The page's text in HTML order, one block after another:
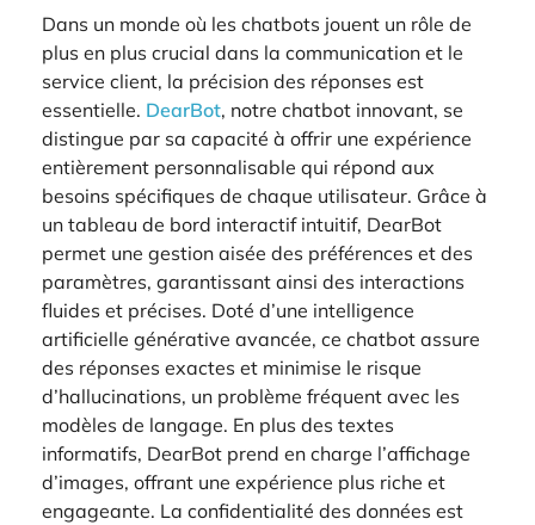
Dans un monde où les chatbots jouent un rôle de
plus en plus crucial dans la communication et le
service client, la précision des réponses est
essentielle. DearBot, notre chatbot innovant, se
distingue par sa capacité à offrir une expérience
entièrement personnalisable qui répond aux
besoins spécifiques de chaque utilisateur. Grâce à
un tableau de bord interactif intuitif, DearBot
permet une gestion aisée des préférences et des
paramètres, garantissant ainsi des interactions
fluides et précises. Doté d’une intelligence
artificielle générative avancée, ce chatbot assure
des réponses exactes et minimise le risque
d’hallucinations, un problème fréquent avec les
modèles de langage. En plus des textes
informatifs, DearBot prend en charge l’affichage
d’images, offrant une expérience plus riche et
engageante. La confidentialité des données est